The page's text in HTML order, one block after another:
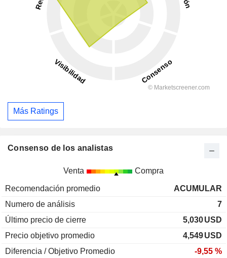
Más Ratings
Consenso de los analistas
Venta Compra
Recomendación promedio
ACUMULAR
Numero de análisis
7
Último precio de cierre
5,030USD
Precio objetivo promedio
4,549USD
Diferencia / Objetivo Promedio
-9,55 %